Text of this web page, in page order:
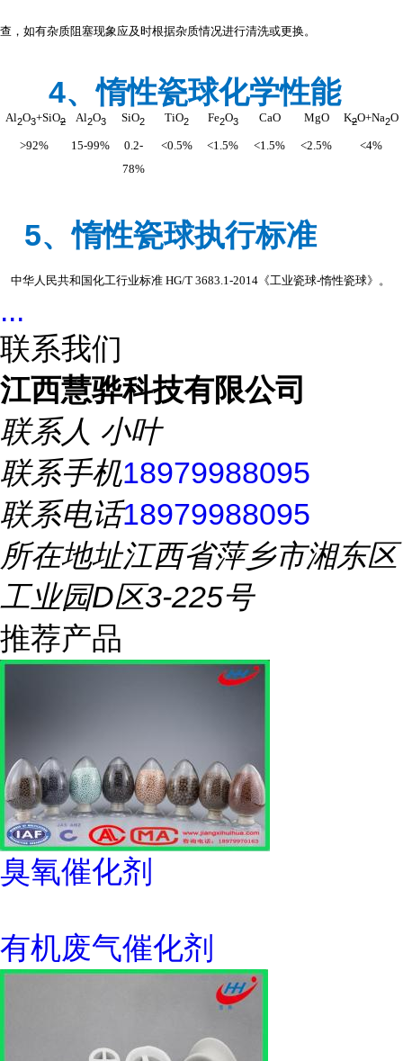
查，如有杂质阻塞现象应及时根据杂质情况进行清洗或更换。
4、惰性瓷球化学性能
Al2O3+SiO2 Al2O3 SiO2 TiO2 Fe2O3 CaO MgO K2O+Na2O
>92% 15-99%
0.2-
78%
<0.5% <1.5% <1.5% <2.5% <4%
5、惰性瓷球执行标准
中华人民共和国化工行业标准 HG/T 3683.1-2014《工业瓷球-惰性瓷球》。
...
联系我们
江西慧骅科技有限公司
联系人 小叶
联系手机18979988095
联系电话18979988095
所在地址江西省萍乡市湘东区
工业园D区3-225号
推荐产品
臭氧催化剂
有机废气催化剂